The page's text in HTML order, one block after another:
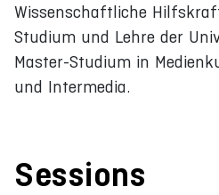
Wissenschaftliche
Studium und Lehre der
Master-Studium in
und Intermedia.
Sessions